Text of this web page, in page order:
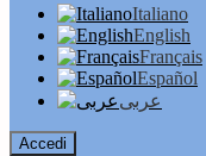
Italiano
English
Français
Español
عربى
Accedi